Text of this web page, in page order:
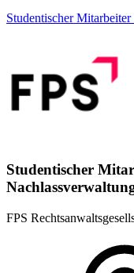
Studentischer
Studentischer
FPS